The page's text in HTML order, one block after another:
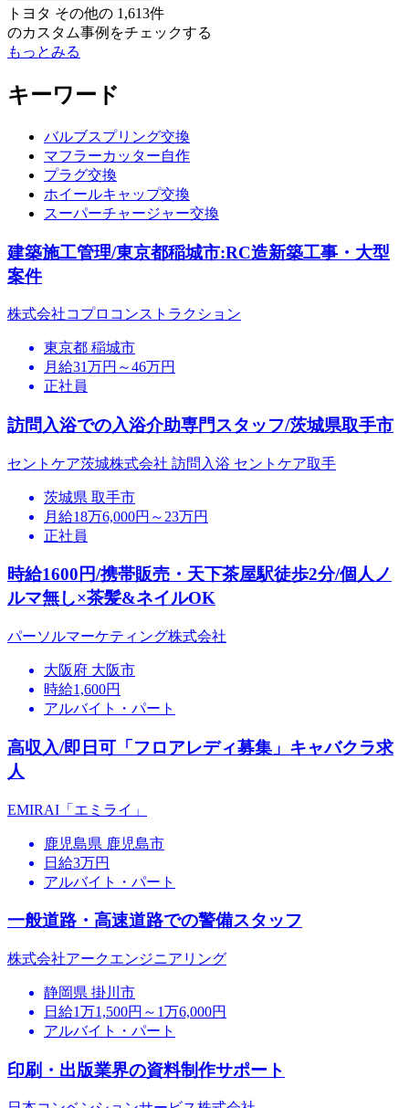
トヨタ その他の 1,613件
のカスタム事例をチェックする
もっとみる
キーワード
バルブスプリング交換
マフラーカッター自作
プラグ交換
ホイールキャップ交換
スーパーチャージャー交換
建築施工管理/東京都稲城市:RC造新築工事・大型
案件
株式会社コプロコンストラクション
東京都 稲城市
月給31万円～46万円
正社員
訪問入浴での入浴介助専門スタッフ/茨城県取手市
セントケア茨城株式会社 訪問入浴 セントケア取手
茨城県 取手市
月給18万6,000円～23万円
正社員
時給1600円/携帯販売・天下茶屋駅徒歩2分/個人ノ
ルマ無し×茶髪&ネイルOK
パーソルマーケティング株式会社
大阪府 大阪市
時給1,600円
アルバイト・パート
高収入/即日可「フロアレディ募集」キャバクラ求
人
EMIRAI「エミライ」
鹿児島県 鹿児島市
日給3万円
アルバイト・パート
一般道路・高速道路での警備スタッフ
株式会社アークエンジニアリング
静岡県 掛川市
日給1万1,500円～1万6,000円
アルバイト・パート
印刷・出版業界の資料制作サポート